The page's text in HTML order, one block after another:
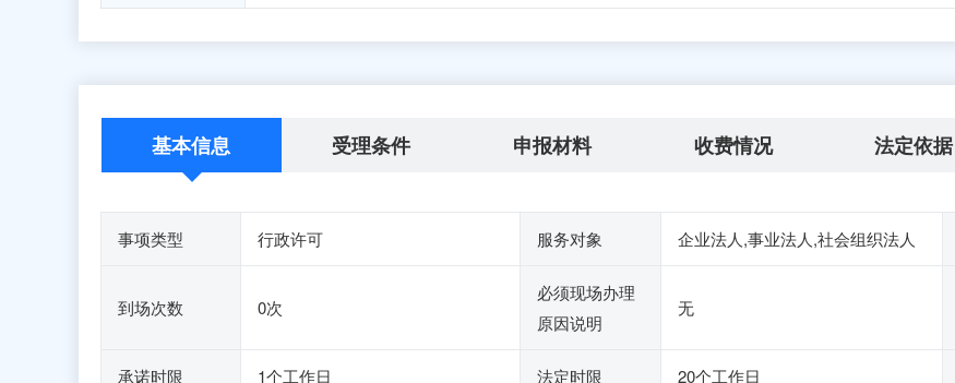
基本信息 受理条件 申报材料 收费情况 法定依据
事项类型 行政许可 服务对象 企业法人,事业法人,社会组织法人
到场次数 0次
必须现场办理
原因说明
无
承诺时限 1个工作日 法定时限 20个工作日